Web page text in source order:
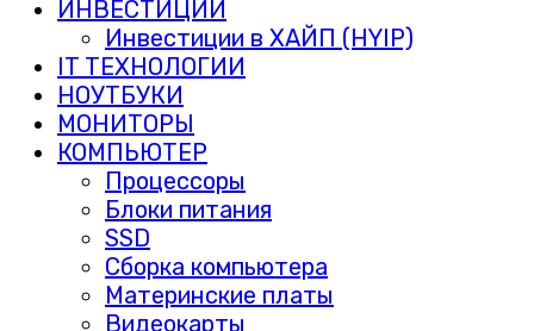
ИНВЕСТИЦИИ
Инвестиции в ХАЙП (HYIP)
IT ТЕХНОЛОГИИ
НОУТБУКИ
МОНИТОРЫ
КОМПЬЮТЕР
Процессоры
Блоки питания
SSD
Сборка компьютера
Материнские платы
Видеокарты